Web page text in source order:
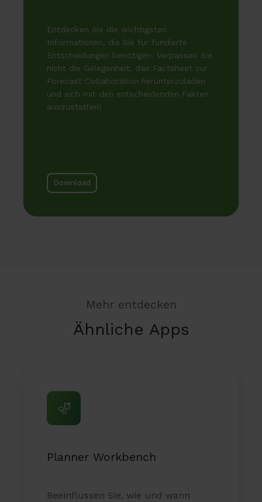
Entdecken Sie die wichtigsten
Informationen, die Sie für fundierte
Entscheidungen benötigen. Verpassen Sie
nicht die Gelegenheit, das Factsheet zur
Forecast Collaboration herunterzuladen
und sich mit den entscheidenden Fakten
auszustatten!
Download
Mehr entdecken
Ähnliche Apps
Planner Workbench
Beeinflussen Sie, wie und wann